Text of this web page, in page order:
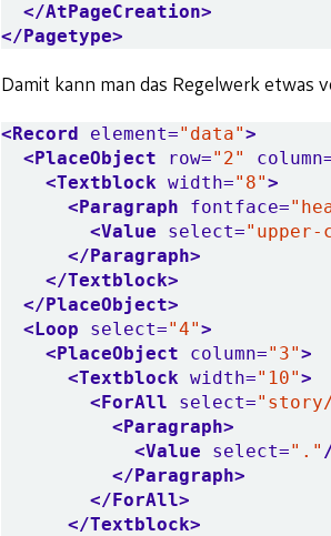
</AtPageCreation>
</Pagetype>
Damit kann man das Regelwerk etwas
<Record element="data">
<PlaceObject
row="2"
<Textblock width="8">
<Paragraph
fontface=
<Value
select=
</Paragraph>
</Textblock>
</PlaceObject>
<Loop
select="4">
<PlaceObject
column="3">
<Textblock width="10">
<ForAll
select=
<Paragraph>
<Value
select="."
</Paragraph>
</ForAll>
</Textblock>